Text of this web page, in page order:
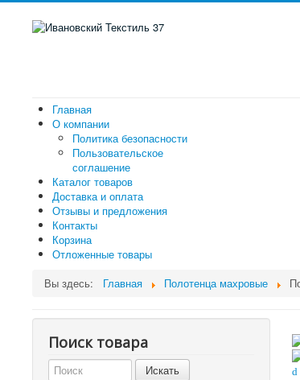
Главная
О компании
Политика безопасности
Пользовательское
соглашение
Каталог товаров
Доставка и оплата
Отзывы и предложения
Контакты
Корзина
Отложенные товары
Вы здесь:
Главная Полотенца махровые
Поиск товара